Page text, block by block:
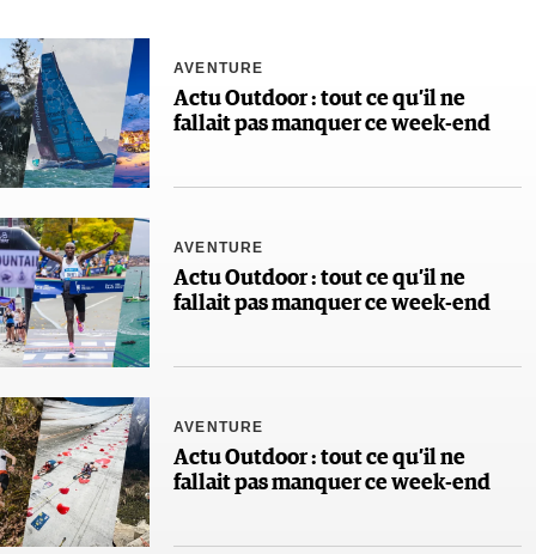
AVENTURE
Actu Outdoor : tout ce qu’il ne
fallait pas manquer ce week-end
AVENTURE
Actu Outdoor : tout ce qu’il ne
fallait pas manquer ce week-end
AVENTURE
Actu Outdoor : tout ce qu’il ne
fallait pas manquer ce week-end